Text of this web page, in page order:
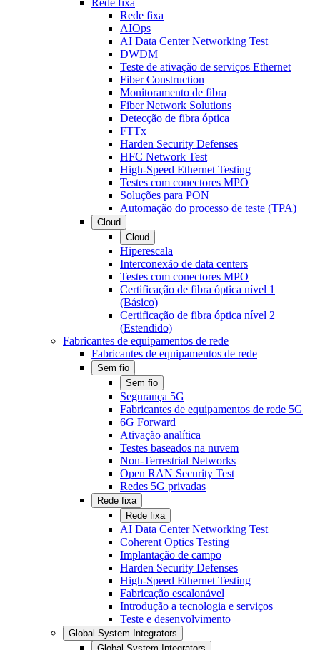
Rede fixa
Rede fixa
AIOps
AI Data Center Networking Test
DWDM
Teste de ativação de serviços Ethernet
Fiber Construction
Monitoramento de fibra
Fiber Network Solutions
Detecção de fibra óptica
FTTx
Harden Security Defenses
HFC Network Test
High-Speed Ethernet Testing
Testes com conectores MPO
Soluções para PON
Automação do processo de teste (TPA)
Cloud
Cloud
Hiperescala
Interconexão de data centers
Testes com conectores MPO
Certificação de fibra óptica nível 1
(Básico)
Certificação de fibra óptica nível 2
(Estendido)
Fabricantes de equipamentos de rede
Fabricantes de equipamentos de rede
Sem fio
Sem fio
Segurança 5G
Fabricantes de equipamentos de rede 5G
6G Forward
Ativação analítica
Testes baseados na nuvem
Non-Terrestrial Networks
Open RAN Security Test
Redes 5G privadas
Rede fixa
Rede fixa
AI Data Center Networking Test
Coherent Optics Testing
Implantação de campo
Harden Security Defenses
High-Speed Ethernet Testing
Fabricação escalonável
Introdução a tecnologia e serviços
Teste e desenvolvimento
Global System Integrators